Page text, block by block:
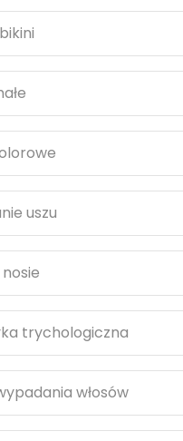
uszu
trychologiczna
włosów